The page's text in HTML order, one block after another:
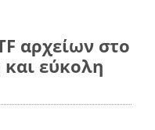
αρχείων στο
εύκολη